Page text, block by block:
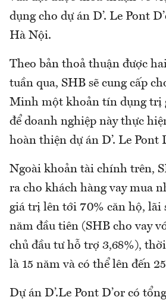
dụng cho dự án D’. Le Pont
Hà Nội.
Theo bản thoả thuận được
tuần qua, SHB sẽ cung cấp
Minh một khoản tín dụng trị
để doanh nghiệp này thực
hoàn thiện dự án D’. Le Pont
Ngoài khoản tài chính trên,
ra cho khách hàng vay mua
giá trị lên tới 70% căn hộ, lãi
năm đầu tiên (SHB cho vay
chủ đầu tư hỗ trợ 3,68%),
là 15 năm và có thể lên đến
Dự án D’.Le Pont D’or có